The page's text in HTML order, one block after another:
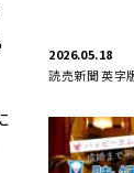
2026.05.18
読売新聞 英字